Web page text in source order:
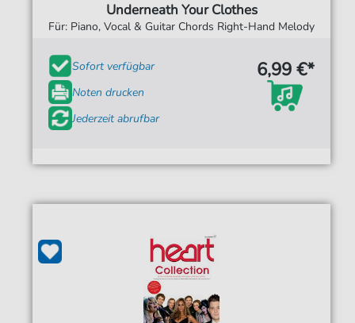
Underneath Your Clothes
Für: Piano, Vocal & Guitar Chords Right-Hand Melody
Sofort verfügbar
Noten drucken
Jederzeit abrufbar
6,99 €*